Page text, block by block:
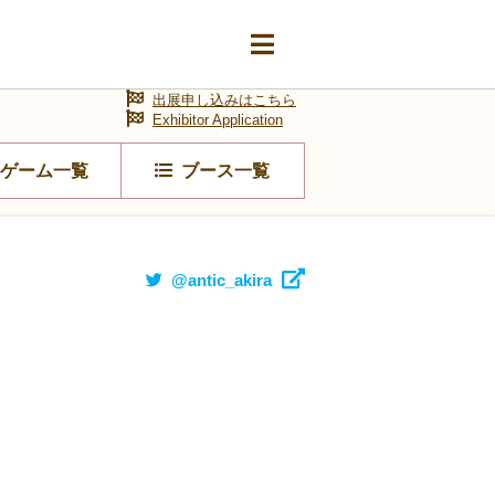
ゲーム一覧 ブース一覧
出展申し込みはこちら
Exhibitor Application
@antic_akira